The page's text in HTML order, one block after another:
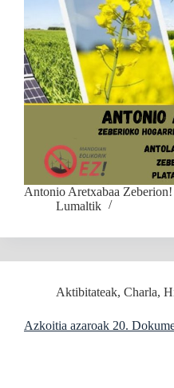
Antonio Aretxabaa Zeberion!
Lumaltik
Aktibitateak, Charla,
Azkoitia azaroak 20.